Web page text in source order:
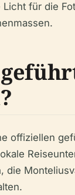
Licht für die
offiziellen
die